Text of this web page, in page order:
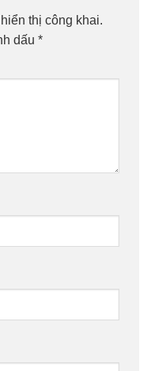
thị công khai.
dấu *